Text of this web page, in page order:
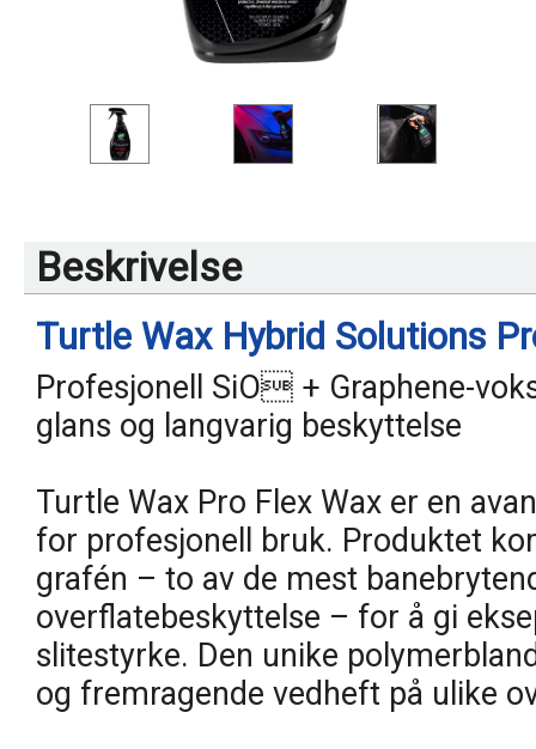
Beskrivelse
Turtle Wax Hybrid Solutions
Profesjonell SiO + Graphene-
glans og langvarig beskyttelse
Turtle Wax Pro Flex Wax er en
for profesjonell bruk. Produktet
grafén – to av de mest
overflatebeskyttelse – for å gi
slitestyrke. Den unike
og fremragende vedheft på ulike